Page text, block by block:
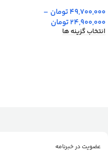
49,700,000تومان –
24,900,000تومان
انتخاب گزینه ها
عضویت در خبرنامه